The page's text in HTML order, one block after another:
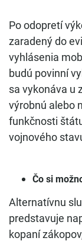
Po odopretí
zaradený do
vyhlásenia
budú povinní
sa vykonáva u
výrobnú alebo
funkčnosti
vojnového
Čo si
Alternatívnu
predstavuje
kopaní